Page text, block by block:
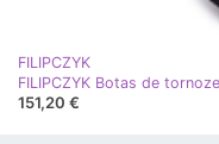
FILIPCZYK
151,20 €